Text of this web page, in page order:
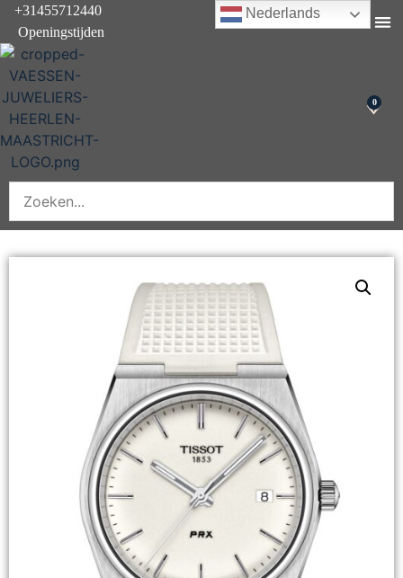
+31455712440
Openingstijden
0
Nederlands